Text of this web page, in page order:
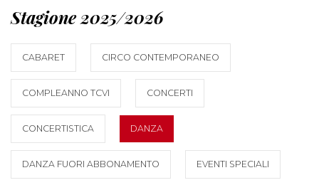
Stagione 2025/2026
CABARET CIRCO CONTEMPORANEO
COMPLEANNO TCVI CONCERTI
CONCERTISTICA DANZA
DANZA FUORI ABBONAMENTO EVENTI SPECIALI